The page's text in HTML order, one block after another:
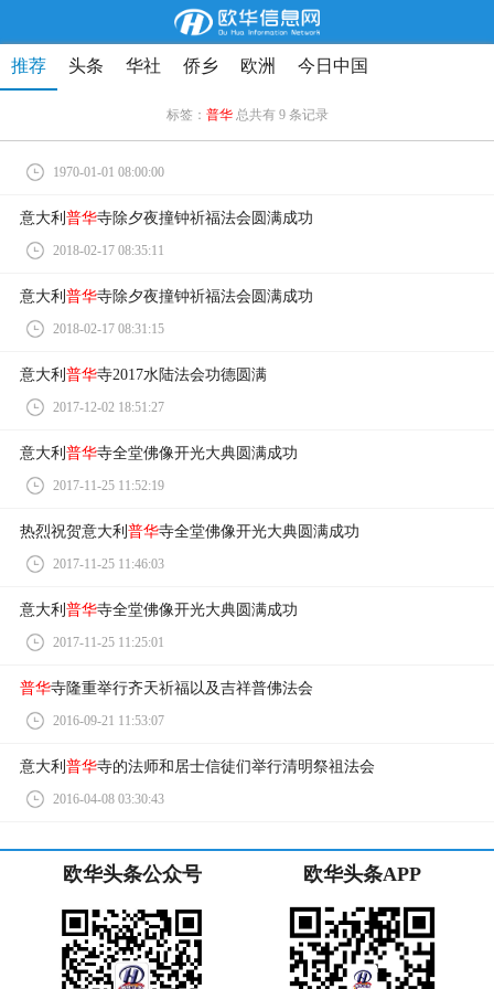
推荐 头条 华社 侨乡 欧洲 今日中国
标签： 普华总共有 9 条记录
1970-01-01 08:00:00
意大利 普华寺除夕夜撞钟祈福法会圆满成功
2018-02-17 08:35:11
意大利 普华寺除夕夜撞钟祈福法会圆满成功
2018-02-17 08:31:15
意大利 普华寺2017水陆法会功德圆满
2017-12-02 18:51:27
意大利 普华寺全堂佛像开光大典圆满成功
2017-11-25 11:52:19
热烈祝贺意大利 普华寺全堂佛像开光大典圆满成功
2017-11-25 11:46:03
意大利 普华寺全堂佛像开光大典圆满成功
2017-11-25 11:25:01
普华寺隆重举行齐天祈福以及吉祥普佛法会
2016-09-21 11:53:07
意大利 普华寺的法师和居士信徒们举行清明祭祖法会
2016-04-08 03:30:43
欧华头条公众号 欧华头条APP